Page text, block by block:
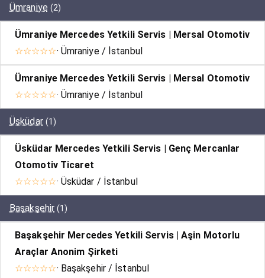
Ümraniye (2)
Ümraniye Mercedes Yetkili Servis | Mersal Otomotiv
☆☆☆☆☆· Ümraniye / İstanbul
Ümraniye Mercedes Yetkili Servis | Mersal Otomotiv
☆☆☆☆☆· Ümraniye / İstanbul
Üsküdar (1)
Üsküdar Mercedes Yetkili Servis | Genç Mercanlar
Otomotiv Ticaret
☆☆☆☆☆· Üsküdar / İstanbul
Başakşehir (1)
Başakşehir Mercedes Yetkili Servis | Aşin Motorlu
Araçlar Anonim Şirketi
☆☆☆☆☆· Başakşehir / İstanbul